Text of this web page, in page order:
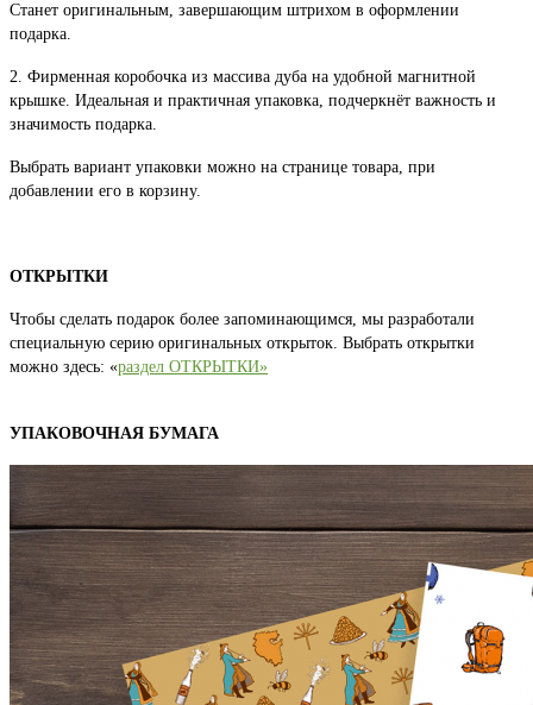
Станет оригинальным, завершающим штрихом в оформлении
подарка.
2. Фирменная коробочка из массива дуба на удобной магнитной
крышке. Идеальная и практичная упаковка, подчеркнёт важность и
значимость подарка.
Выбрать вариант упаковки можно на странице товара, при
добавлении его в корзину.
ОТКРЫТКИ
Чтобы сделать подарок более запоминающимся, мы разработали
специальную серию оригинальных открыток. Выбрать открытки
можно здесь: «раздел ОТКРЫТКИ»
УПАКОВОЧНАЯ БУМАГА